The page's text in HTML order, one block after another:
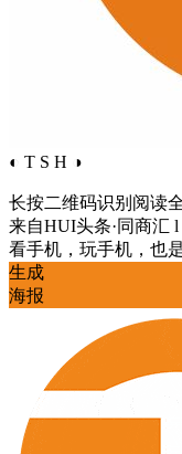
◐ T S H ◑
长按二维码识别阅读
来自HUI头条·同商汇
看手机，玩手机，也
生成
海报